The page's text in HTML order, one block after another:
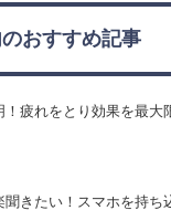
のおすすめ記事
疲れをとり効果を最大
きたい！スマホを持ち